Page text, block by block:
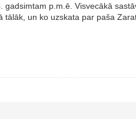
p.m.ē. Visvecākā
un ko uzskata par paša